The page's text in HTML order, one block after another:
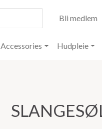
Bli medlem
Accessories Hudpleie